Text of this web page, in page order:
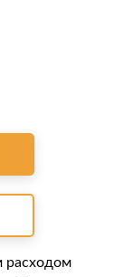
расходом